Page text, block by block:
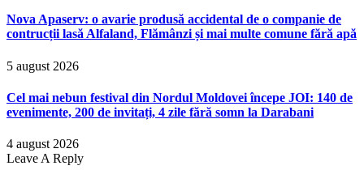
Nova Apaserv: o avarie produsă accidental de o companie de
contrucții lasă Alfaland, Flămânzi și mai multe comune fără apă
5 august 2026
Cel mai nebun festival din Nordul Moldovei începe JOI: 140 de
evenimente, 200 de invitați, 4 zile fără somn la Darabani
4 august 2026
Leave A Reply